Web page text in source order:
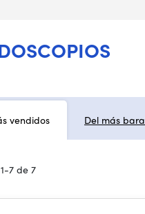
vendidos Del más
7 de 7